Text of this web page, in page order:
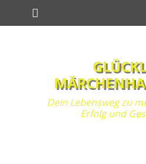
Inhalt
Primäres Menü
Dein Lebensweg zu
Erfolg und